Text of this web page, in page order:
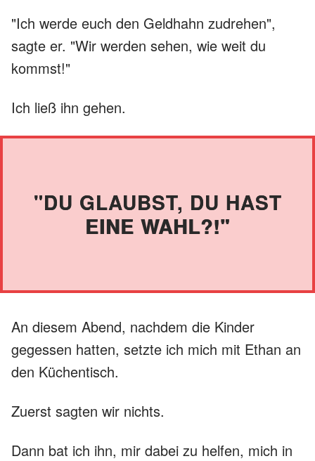
"Ich werde euch den Geldhahn zudrehen",
sagte er. "Wir werden sehen, wie weit du
kommst!"
Ich ließ ihn gehen.
"DU GLAUBST, DU HAST
EINE WAHL?!"
An diesem Abend, nachdem die Kinder
gegessen hatten, setzte ich mich mit Ethan an
den Küchentisch.
Zuerst sagten wir nichts.
Dann bat ich ihn, mir dabei zu helfen, mich in